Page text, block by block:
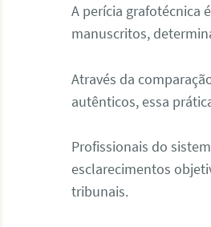
A perícia grafotécnica
manuscritos,
Através da
autênticos, essa
Profissionais do
esclarecimentos
tribunais.